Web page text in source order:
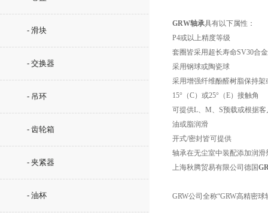
- 滑块
- 交换器
- 吊环
- 齿轮箱
- 夹紧器
- 油杯
GRW轴承具有以下属性：
P4或以上精度等级
套圈皆采用超长寿命SV30合
采用钢球或陶瓷球
采用增强纤维酚醛树脂保持架
15°（C）或25°（E）接触角
可提供L、M、S预载或根据
油或脂润滑
开式/密封皆可提供
轴承在无尘室中装配添加润滑
上海秋腾贸易有限公司德国
GRW公司全称“GRW高精密